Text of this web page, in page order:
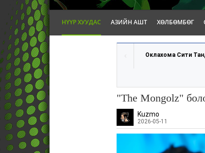
НҮҮР ХУУДАС АЗИЙН АШТ ХӨЛБӨМБӨГ
Оклахома Сити
"The Mongolz"
Kuzmo
2026-05-11